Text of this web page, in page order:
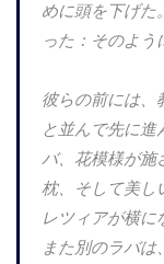
めに頭を下げた
った：そのよう
彼らの前には、
と並んで先に進
バ、花模様が施
枕、そして美し
レツィアが横に
また別のラバ